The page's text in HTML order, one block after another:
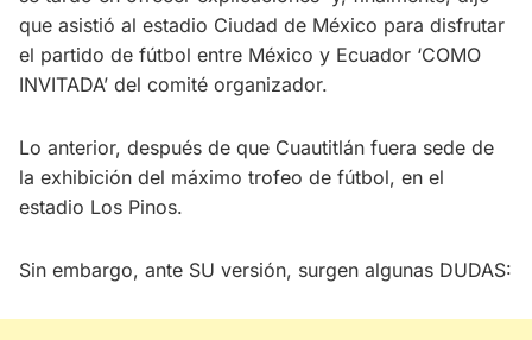
que asistió al estadio Ciudad de México para disfrutar
el partido de fútbol entre México y Ecuador ‘COMO
INVITADA’ del comité organizador.
Lo anterior, después de que Cuautitlán fuera sede de
la exhibición del máximo trofeo de fútbol, en el
estadio Los Pinos.
Sin embargo, ante SU versión, surgen algunas DUDAS: